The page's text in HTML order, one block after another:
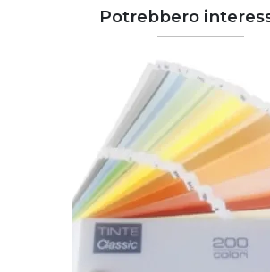
Potrebbero